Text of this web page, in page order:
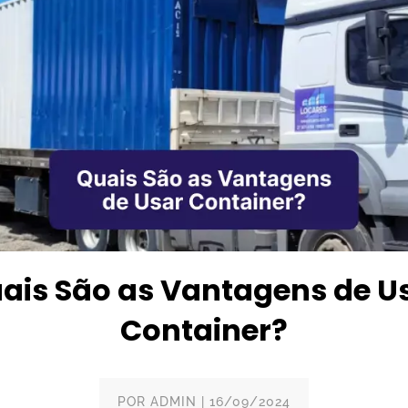
São as Vantagens de
Container?
POR ADMIN 16/09/2024